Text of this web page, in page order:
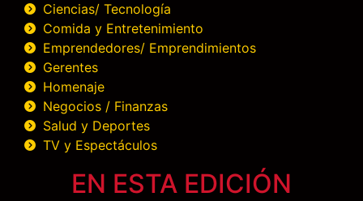
Ciencias/ Tecnología
Comida y Entretenimiento
Emprendedores/ Emprendimientos
Gerentes
Homenaje
Negocios / Finanzas
Salud y Deportes
TV y Espectáculos
EN ESTA EDICIÓN